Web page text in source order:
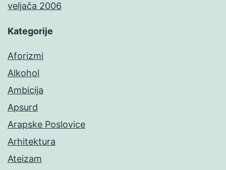
veljača 2006
Kategorije
Aforizmi
Alkohol
Ambicija
Apsurd
Arapske Poslovice
Arhitektura
Ateizam